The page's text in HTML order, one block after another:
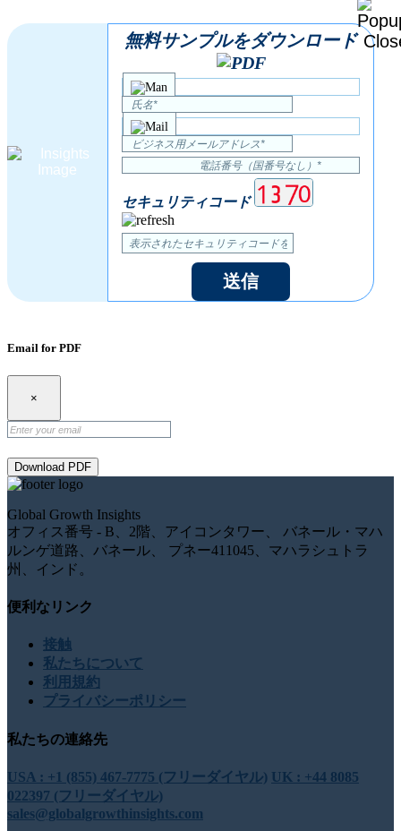
無料サンプルをダウンロード
セキュリティコード
送信
Email for PDF
×
Download PDF
Global Growth Insights
オフィス番号 - B、2階、アイコンタワー、 バネール・マハ
ルンゲ道路、バネール、 プネー411045、マハラシュトラ
州、インド。
便利なリンク
接触
私たちについて
利用規約
プライバシーポリシー
私たちの連絡先
USA : +1 (855) 467-7775 (フリーダイヤル) UK : +44 8085
022397 (フリーダイヤル)
sales@globalgrowthinsights.com